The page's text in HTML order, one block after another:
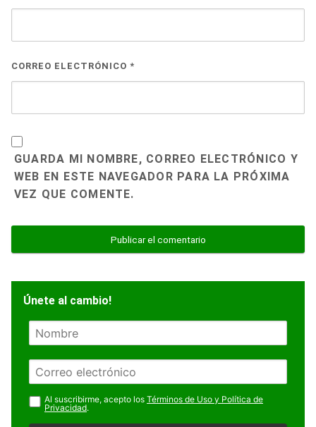
CORREO ELECTRÓNICO *
GUARDA MI NOMBRE, CORREO ELECTRÓNICO Y
WEB EN ESTE NAVEGADOR PARA LA PRÓXIMA
VEZ QUE COMENTE.
Únete al cambio!
N
m
r
e
E
m
a
i
Al suscribirme, acepto los Términos de Uso y Política de
Privacidad.